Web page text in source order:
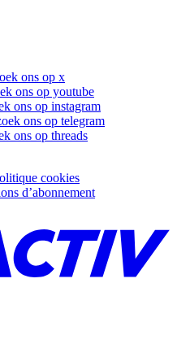
ons op x
ons op youtube
ons op instagram
ons op telegram
ons op threads
cookies
d’abonnement